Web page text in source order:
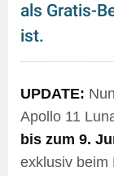
als Gratis-
ist.
UPDATE:
Apollo 11
bis zum 9.
exklusiv beim